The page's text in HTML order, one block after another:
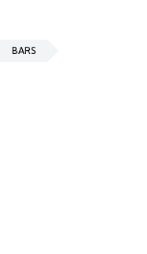
BARS